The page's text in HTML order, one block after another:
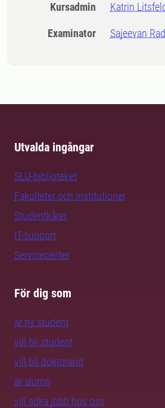
Kursadmin Katrin
Examinator Sajeevan
Utvalda ingångar
SLU-biblioteket
Fakulteter och institutioner
Studentkårer
IT-support
Servicecenter
För dig som
är ny student
vill bli student
vill bli doktorand
är alumn
vill söka jobb hos oss